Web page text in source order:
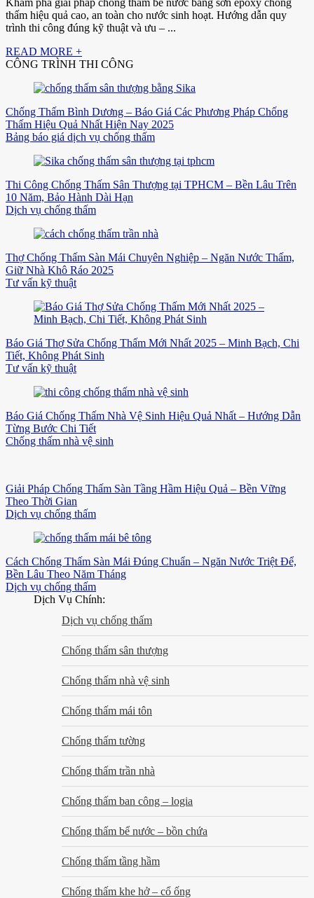
Khám phá giải pháp chống thấm bể nước bằng sơn epoxy chống
thấm hiệu quả cao, an toàn cho nước sinh hoạt. Hướng dẫn quy
trình thi công đúng kỹ thuật và ưu – ...
READ MORE +
CÔNG TRÌNH THI CÔNG
Chống Thấm Bình Dương – Báo Giá Các Phương Pháp Chống
Thấm Hiệu Quả Nhất Hiện Nay 2025
Bảng báo giá dịch vụ chống thấm
Thi Công Chống Thấm Sân Thượng tại TPHCM – Bền Lâu Trên
10 Năm, Bảo Hành Dài Hạn
Dịch vụ chống thấm
Thợ Chống Thấm Sàn Mái Chuyên Nghiệp – Ngăn Nước Thấm,
Giữ Nhà Khô Ráo 2025
Tư vấn kỹ thuật
Báo Giá Thợ Sửa Chống Thấm Mới Nhất 2025 – Minh Bạch, Chi
Tiết, Không Phát Sinh
Tư vấn kỹ thuật
Báo Giá Chống Thấm Nhà Vệ Sinh Hiệu Quả Nhất – Hướng Dẫn
Từng Bước Chi Tiết
Chống thấm nhà vệ sinh
Giải Pháp Chống Thấm Sàn Tầng Hầm Hiệu Quả – Bền Vững
Theo Thời Gian
Dịch vụ chống thấm
Cách Chống Thấm Sàn Mái Đúng Chuẩn – Ngăn Nước Triệt Để,
Bền Lâu Theo Năm Tháng
Dịch vụ chống thấm
Dịch Vụ Chính:
Dịch vụ chống thấm
Chống thấm sân thượng
Chống thấm nhà vệ sinh
Chống thấm mái tôn
Chống thấm tường
Chống thấm trần nhà
Chống thấm ban công – logia
Chống thấm bể nước – bồn chứa
Chống thấm tầng hầm
Chống thấm khe hở – cổ ống